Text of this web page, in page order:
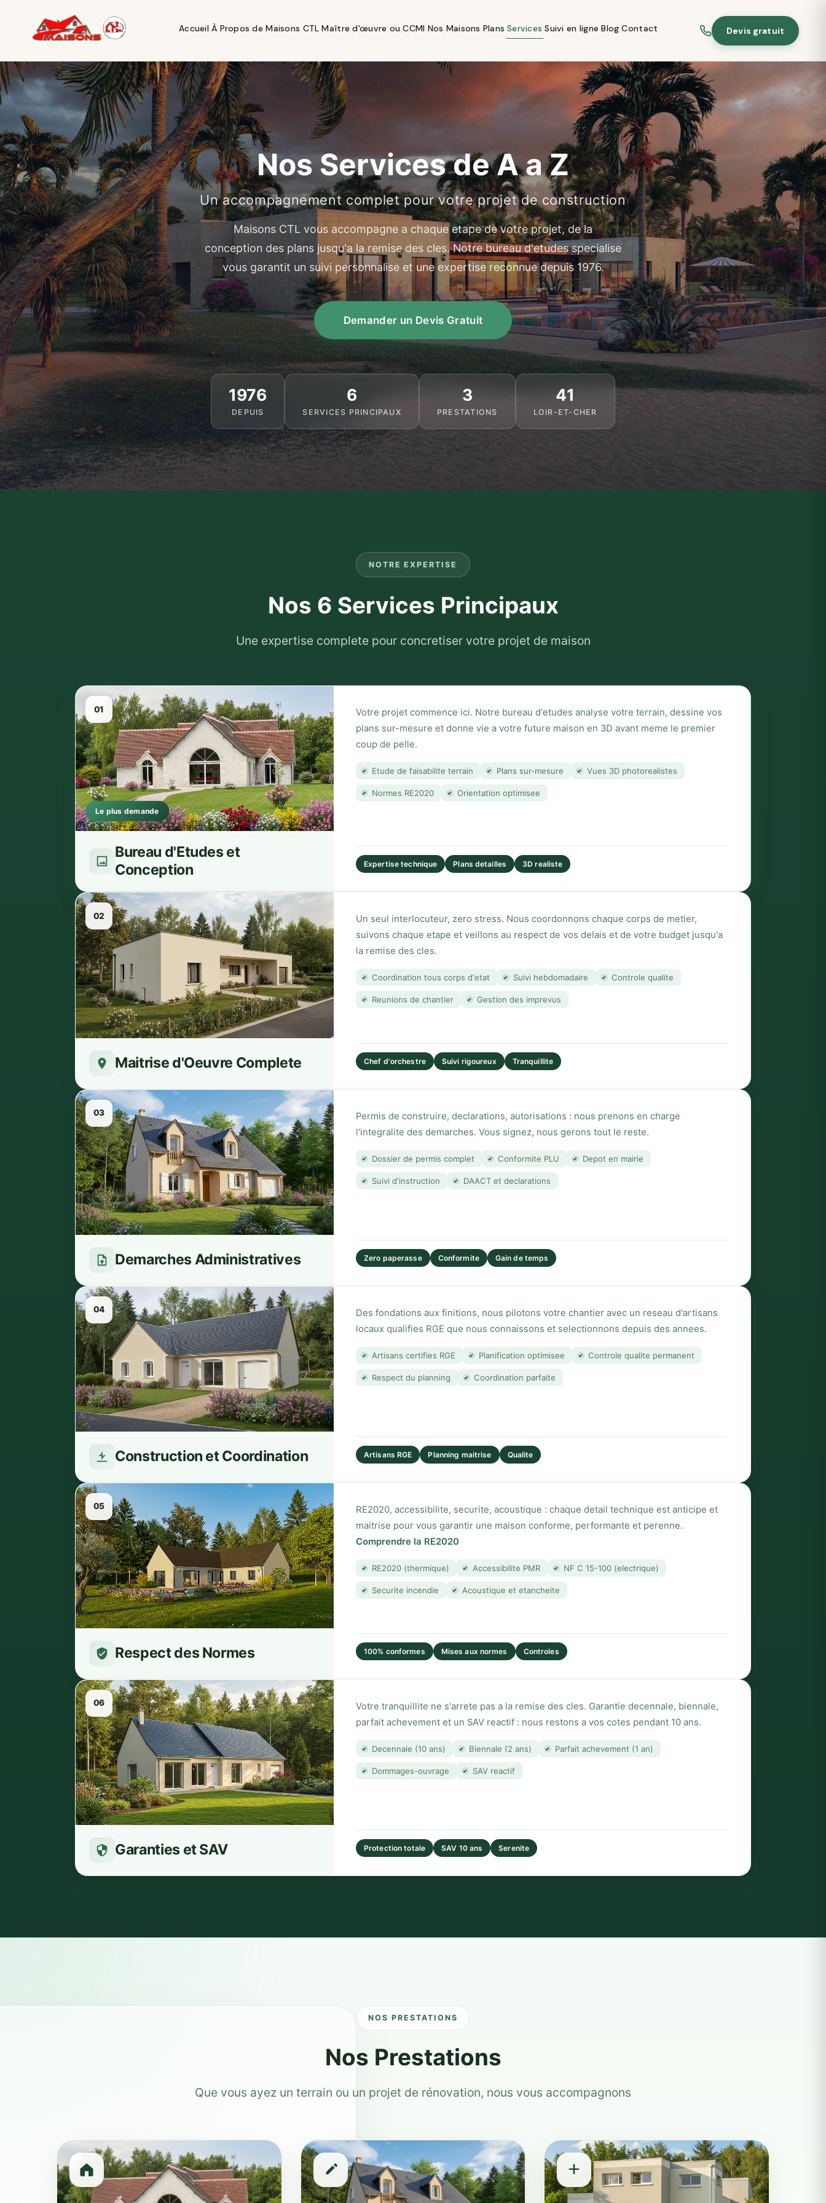
Accueil À Propos de Maisons CTL Maître d'œuvre ou CCMI Nos Maisons Plans Services Suivi en ligne Blog Contact Devis gratuit
Nos Services de A a Z
Un accompagnement complet pour votre projet de construction
Maisons CTL vous accompagne a chaque etape de votre projet, de la
conception des plans jusqu'a la remise des cles. Notre bureau d'etudes specialise
vous garantit un suivi personnalise et une expertise reconnue depuis 1976.
Demander un Devis Gratuit
1976
DEPUIS
6
SERVICES PRINCIPAUX
3
PRESTATIONS
41
LOIR-ET-CHER
NOTRE EXPERTISE
Nos 6 Services Principaux
Une expertise complete pour concretiser votre projet de maison
01
Le plus demande
Bureau d'Etudes et
Conception
Votre projet commence ici. Notre bureau d'etudes analyse votre terrain, dessine vos
plans sur-mesure et donne vie a votre future maison en 3D avant meme le premier
coup de pelle.
Etude de faisabilite terrain Plans sur-mesure Vues 3D photorealistes
Normes RE2020 Orientation optimisee
Expertise technique Plans detailles 3D realiste
02
Maitrise d'Oeuvre Complete
Un seul interlocuteur, zero stress. Nous coordonnons chaque corps de metier,
suivons chaque etape et veillons au respect de vos delais et de votre budget jusqu'a
la remise des cles.
Coordination tous corps d'etat Suivi hebdomadaire Controle qualite
Reunions de chantier Gestion des imprevus
Chef d'orchestre Suivi rigoureux Tranquillite
03
Demarches Administratives
Permis de construire, declarations, autorisations : nous prenons en charge
l'integralite des demarches. Vous signez, nous gerons tout le reste.
Dossier de permis complet Conformite PLU Depot en mairie
Suivi d'instruction DAACT et declarations
Zero paperasse Conformite Gain de temps
04
Construction et Coordination
Des fondations aux finitions, nous pilotons votre chantier avec un reseau d'artisans
locaux qualifies RGE que nous connaissons et selectionnons depuis des annees.
Artisans certifies RGE Planification optimisee Controle qualite permanent
Respect du planning Coordination parfaite
Artisans RGE Planning maitrise Qualite
05
Respect des Normes
RE2020, accessibilite, securite, acoustique : chaque detail technique est anticipe et
maitrise pour vous garantir une maison conforme, performante et perenne.
Comprendre la RE2020
RE2020 (thermique) Accessibilite PMR NF C 15-100 (electrique)
Securite incendie Acoustique et etancheite
100% conformes Mises aux normes Controles
06
Garanties et SAV
Votre tranquillite ne s'arrete pas a la remise des cles. Garantie decennale, biennale,
parfait achevement et un SAV reactif : nous restons a vos cotes pendant 10 ans.
Decennale (10 ans) Biennale (2 ans) Parfait achevement (1 an)
Dommages-ouvrage SAV reactif
Protection totale SAV 10 ans Serenite
NOS PRESTATIONS
Nos Prestations
Que vous ayez un terrain ou un projet de rénovation, nous vous accompagnons
🍪 Gestion des cookies
🔒 Cookies essentiels
Ces cookies sont nécessaires au fonctionnement du site et ne peuvent pas être
désactivés. Ils sont généralement utilisés pour mémoriser vos préférences (langue,
⚙️ Cookies de préférences
Ces cookies permettent de mémoriser vos choix (formulaires pré-remplis, carte des
réalisations, etc.) pour améliorer votre expérience de navigation.
📊 Cookies analytiques
Ces cookies nous aident à comprendre comment vous utilisez notre site (Google
Analytics). Ils nous permettent d'améliorer nos services en analysant les pages
visitées et le comportement des utilisateurs.
Ces cookies sont utilisés pour mesurer l'efficacité de nos campagnes publicitaires
(Google Ads) et vous proposer des annonces pertinentes. Ils nous permettent aussi
de vous ré-engager si vous avez visité notre site.
💾 Enregistrer mes préférences